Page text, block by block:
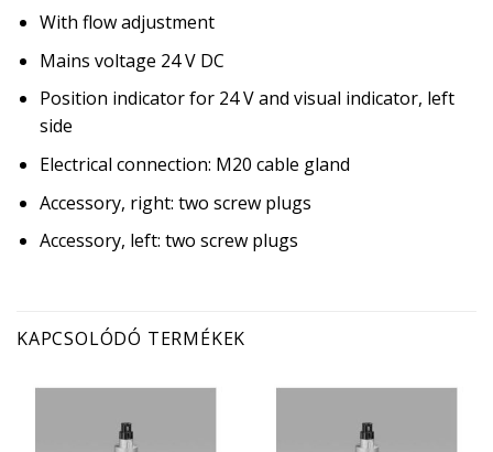
With flow adjustment
Mains voltage 24 V DC
Position indicator for 24 V and visual indicator, left
side
Electrical connection: M20 cable gland
Accessory, right: two screw plugs
Accessory, left: two screw plugs
KAPCSOLÓDÓ TERMÉKEK